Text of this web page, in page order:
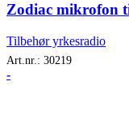
Zodiac mikrofon
Tilbehør yrkesradio
Art.nr.: 30219
-